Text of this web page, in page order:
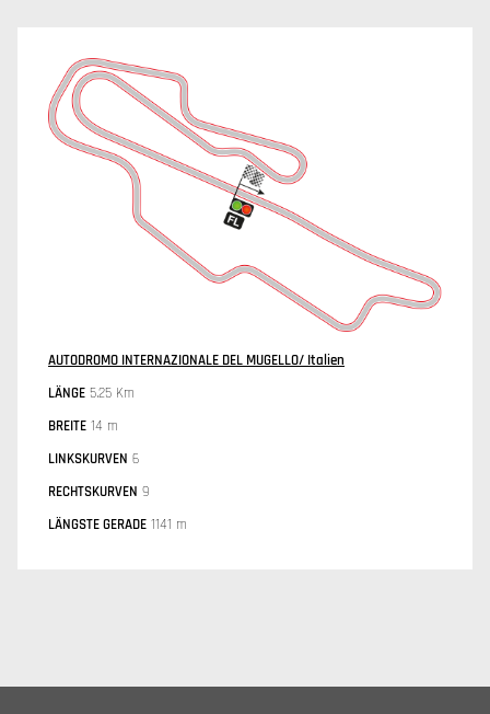
AUTODROMO INTERNAZIONALE DEL MUGELLO/ Italien
LÄNGE 5.25 Km
BREITE 14 m
LINKSKURVEN 6
RECHTSKURVEN 9
LÄNGSTE GERADE 1141 m